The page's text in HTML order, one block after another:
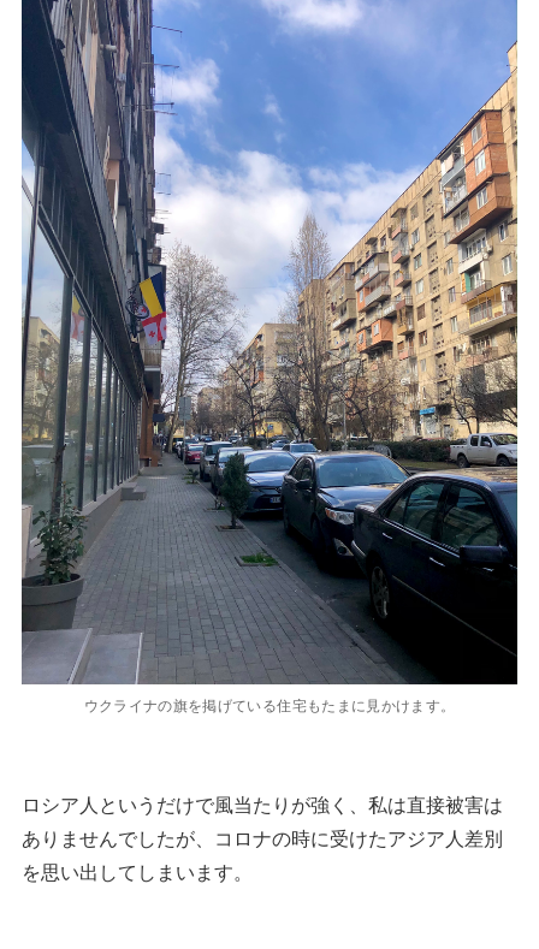
ウクライナの旗を掲げている住宅もたまに見かけます。
ロシア人というだけで風当たりが強く、私は直接被害は
ありませんでしたが、コロナの時に受けたアジア人差別
を思い出してしまいます。